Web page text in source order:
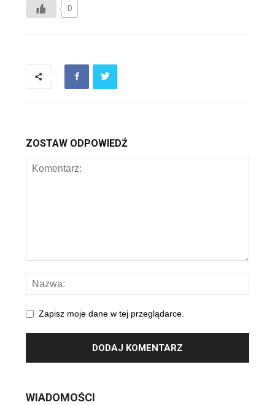
0
ZOSTAW ODPOWIEDŹ
Zapisz moje dane w tej przeglądarce.
WIADOMOŚCI